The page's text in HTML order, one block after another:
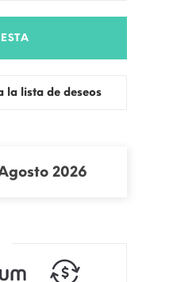
la lista de deseos
2026